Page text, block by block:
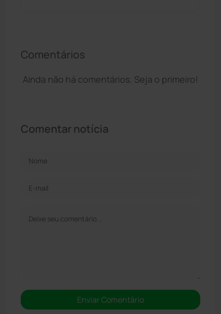
Comentários
Ainda não há comentários. Seja o primeiro!
Comentar notícia